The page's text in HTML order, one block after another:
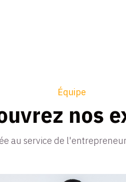
Équipe
nos
au service de